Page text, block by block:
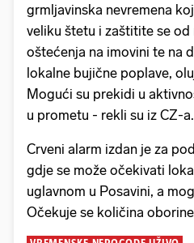
grmljavinska nevremena
veliku štetu i zaštitite se od
oštećenja na imovini te na
lokalne bujične poplave,
Mogući su prekidi u
u prometu - rekli su iz CZ-a.
Crveni alarm izdan je za
gdje se može očekivati
uglavnom u Posavini, a
Očekuje se količina